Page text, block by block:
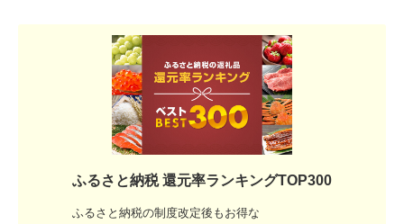
ふるさと納税 還元率ランキングTOP300
ふるさと納税の制度改定後もお得な